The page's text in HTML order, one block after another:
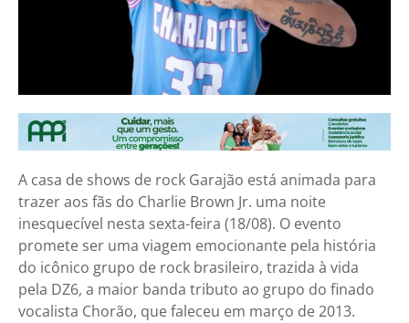
A casa de shows de rock Garajão está animada para
trazer aos fãs do Charlie Brown Jr. uma noite
inesquecível nesta sexta-feira (18/08). O evento
promete ser uma viagem emocionante pela história
do icônico grupo de rock brasileiro, trazida à vida
pela DZ6, a maior banda tributo ao grupo do finado
vocalista Chorão, que faleceu em março de 2013.